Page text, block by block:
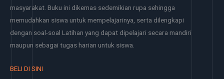
masyarakat. Buku ini dikemas sedemikian rupa sehingga
memudahkan siswa untuk mempelajarinya, serta dilengkapi
dengan soal-soal Latihan yang dapat dipelajari secara mandiri
maupun sebagai tugas harian untuk siswa.
BELI DI SINI